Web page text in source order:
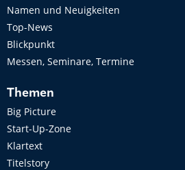
Namen und Neuigkeiten
Top-News
Blickpunkt
Messen, Seminare, Termine
Themen
Big Picture
Start-Up-Zone
Klartext
Titelstory